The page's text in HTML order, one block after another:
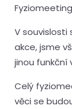
V souvislosti
akce, jsme
jinou funkční
Celý
věci se